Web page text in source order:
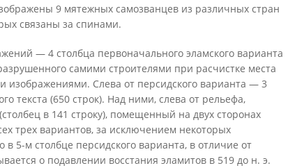
9 мятежных самозванцев из различных стран
связаны за спинами.
— 4 столбца первоначального эламского варианта
самими строителями при расчистке места
изображениями. Слева от персид­ского варианта — 3
текста (650 строк). Над ними, слева от рельефа,
в 141 строку), помещенный на двух сторонах
трех вариантов, за исключением некоторых
5-м столбце персидского варианта, в отличие от
о подавлении восстания эламитов в 519 до н. э.